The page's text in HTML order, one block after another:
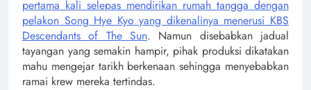
pertama kali selepas mendirikan rumah tangga dengan
pelakon Song Hye Kyo yang dikenalinya menerusi KBS
Descendants of The Sun. Namun disebabkan jadual
tayangan yang semakin hampir, pihak produksi dikatakan
mahu mengejar tarikh berkenaan sehingga menyebabkan
ramai krew mereka tertindas.